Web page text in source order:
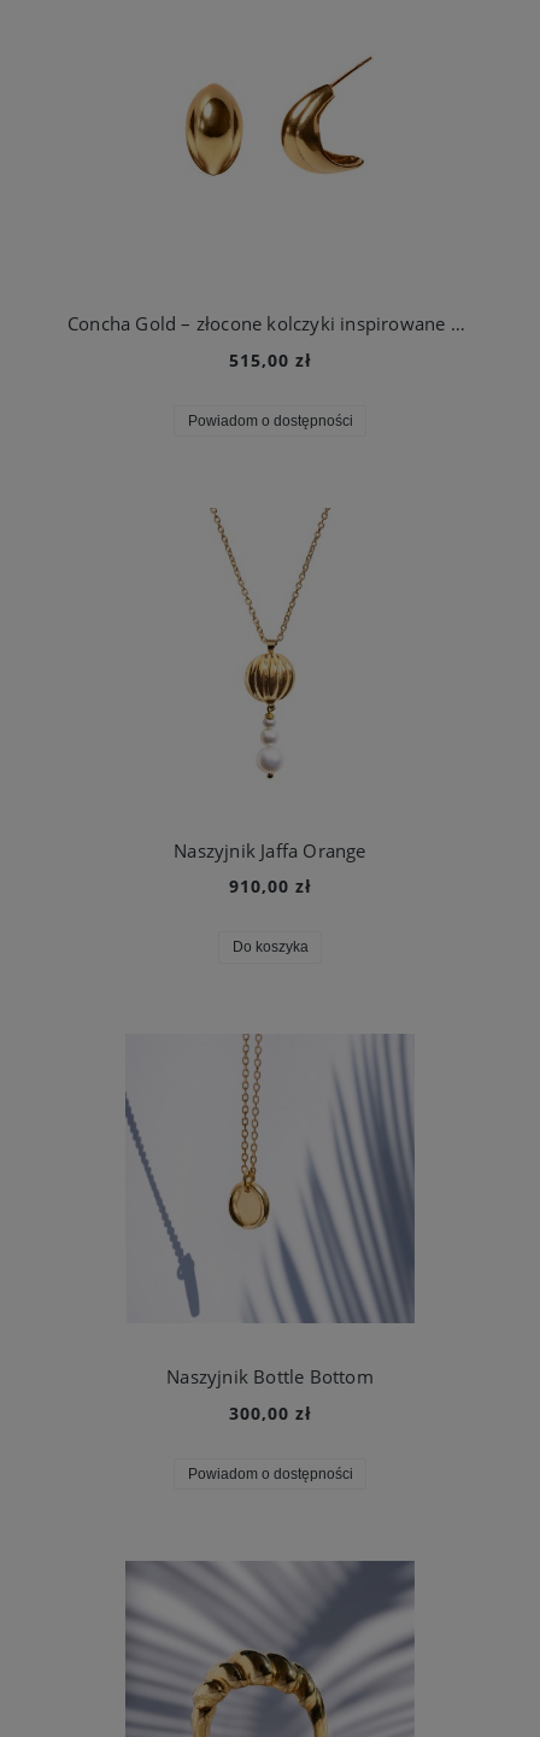
Concha Gold – złocone kolczyki inspirowane morską muszlą
515,00 zł
Powiadom o dostępności
Naszyjnik Jaffa Orange
910,00 zł
Do koszyka
Naszyjnik Bottle Bottom
300,00 zł
Powiadom o dostępności